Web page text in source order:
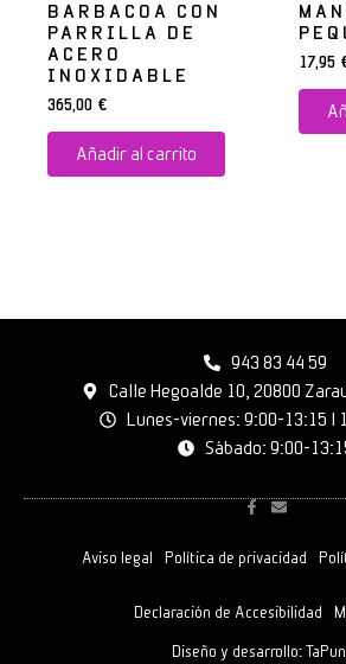
BARBACOA CON
PARRILLA DE
ACERO
INOXIDABLE
365,00 €
Añadir al carrito
17,95
Lunes-viernes: 9:00-13:15 |
Sábado: 9:00-
943 83 44 59
Calle Hegoalde 10, 20800
Diseño y desarrollo:
F
e
b
k
E
e
l
e
Aviso legal Política de privacidad
Declaración de Accesibilidad